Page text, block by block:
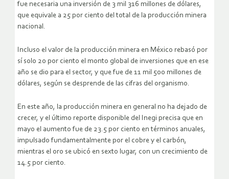
fue necesaria una inversión de 3 mil 316 millones de dólares,
que equivale a 25 por ciento del total de la producción minera
nacional.
Incluso el valor de la producción minera en México rebasó por
sí solo 20 por ciento el monto global de inversiones que en ese
año se dio para el sector, y que fue de 11 mil 500 millones de
dólares, según se desprende de las cifras del organismo.
En este año, la producción minera en general no ha dejado de
crecer, y el último reporte disponible del Inegi precisa que en
mayo el aumento fue de 23.5 por ciento en términos anuales,
impulsado fundamentalmente por el cobre y el carbón,
mientras el oro se ubicó en sexto lugar, con un crecimiento de
14.5 por ciento.